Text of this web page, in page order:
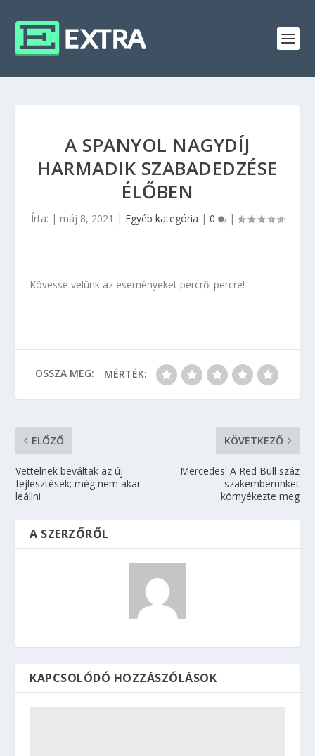
A SPANYOL NAGYDÍJ
HARMADIK SZABADEDZÉSE
ÉLŐBEN
Írta: | máj 8, 2021 | Egyéb kategória | 0 |
Kövesse velünk az eseményeket percről percre!
OSSZA MEG: MÉRTÉK:
ELŐZŐ
Vettelnek beváltak az új
fejlesztések; még nem akar
leállni
KÖVETKEZŐ
Mercedes: A Red Bull száz
szakemberünket
környékezte meg
A SZERZŐRŐL
KAPCSOLÓDÓ HOZZÁSZÓLÁSOK